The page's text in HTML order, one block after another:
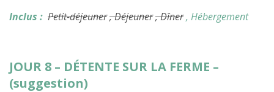
Inclus : Petit-déjeuner, Déjeuner, Dîner, Hébergement
JOUR 8 – DÉTENTE SUR LA FERME –
(suggestion)